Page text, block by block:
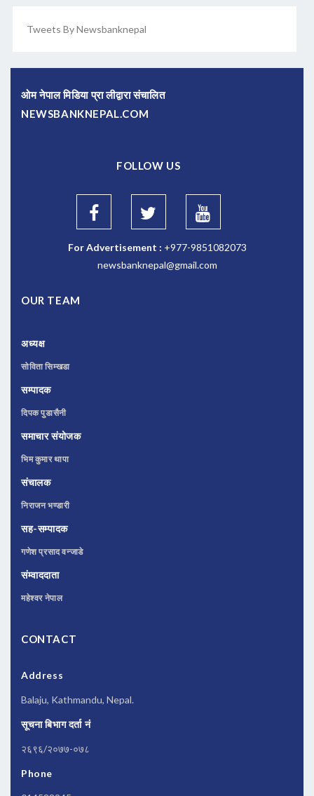
Tweets By Newsbanknepal
ओम नेपाल मिडिया प्रा लीद्वारा संचालित
NEWSBANKNEPAL.COM
FOLLOW US
For Advertisement : +977-9851082073
newsbanknepal@gmail.com
OUR TEAM
अध्यक्ष
सोविता सिम्खडा
सम्पादक
दिपक पुडासैनी
समाचार संयोजक
भिम कुमार थापा
संचालक
निराजन भण्डारी
सह-सम्पादक
गणेश प्रसाद वन्जाडे
संम्वाददाता
महेश्वर नेपाल
CONTACT
Address
Balaju, Kathmandu, Nepal.
सूचना बिभाग दर्ता नं
२६९६/२०७७-०७८
Phone